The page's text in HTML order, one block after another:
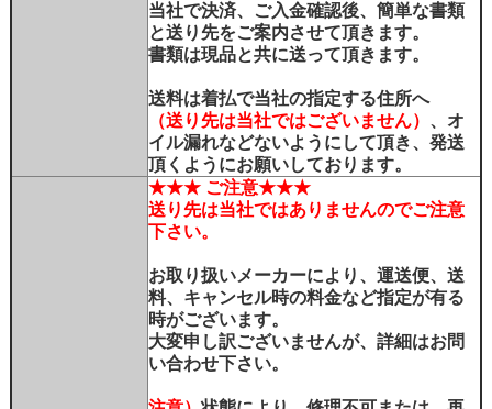
当社で決済、ご入金確認後、簡単な書類
と送り先をご案内させて頂きます。
書類は現品と共に送って頂きます。
送料は着払で当社の指定する住所へ
（送り先は当社ではございません） 、オ
イル漏れなどないようにして頂き、発送
頂くようにお願いしております。
★★★ ご注意★★★
送り先は当社ではありませんのでご注意
下さい。
お取り扱いメーカーにより、運送便、送
料、キャンセル時の料金など指定が有る
時がございます。
大変申し訳ございませんが、詳細はお問
い合わせ下さい。